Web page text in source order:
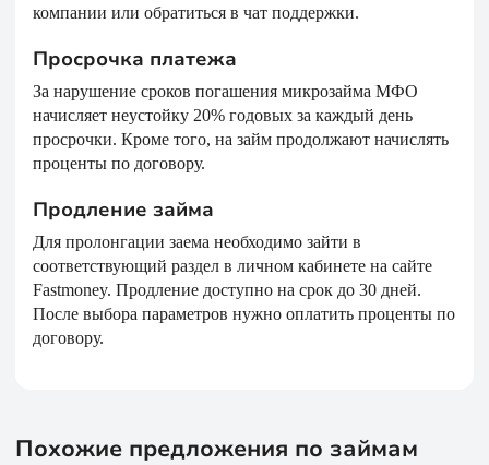
компании или обратиться в чат поддержки.
Просрочка платежа
За нарушение сроков погашения микрозайма МФО
начисляет неустойку 20% годовых за каждый день
просрочки. Кроме того, на займ продолжают начислять
проценты по договору.
Продление займа
Для пролонгации заема необходимо зайти в
соответствующий раздел в личном кабинете на сайте
Fastmoney. Продление доступно на срок до 30 дней.
После выбора параметров нужно оплатить проценты по
договору.
Похожие предложения по займам